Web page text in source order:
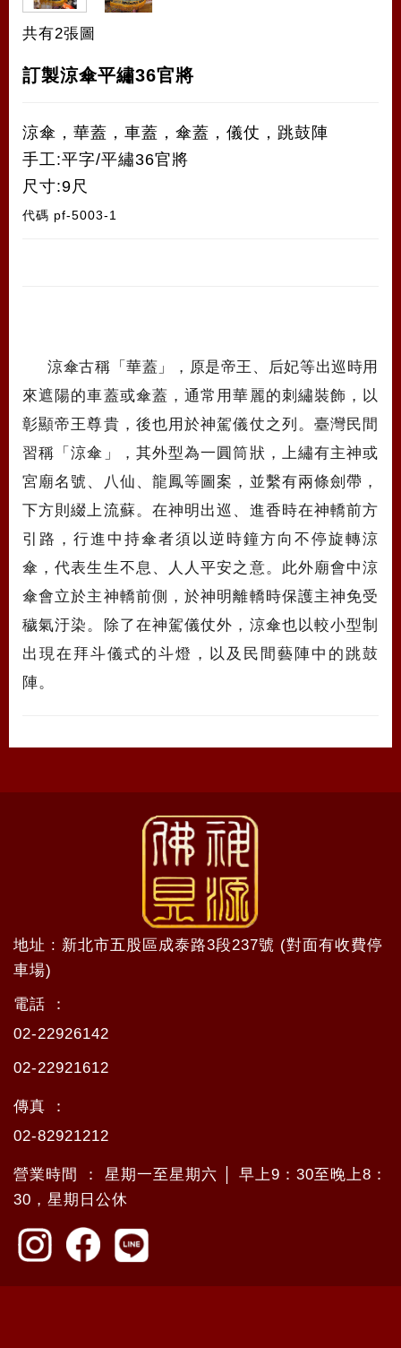
共有2張圖
訂製涼傘平繡36官將
涼傘，華蓋，車蓋，傘蓋，儀仗，跳鼓陣
手工:平字/平繡36官將
尺寸:9尺
代碼 pf-5003-1
涼傘古稱「華蓋」，原是帝王、后妃等出巡時用
來遮陽的車蓋或傘蓋，通常用華麗的刺繡裝飾，以
彰顯帝王尊貴，後也用於神駕儀仗之列。臺灣民間
習稱「涼傘」，其外型為一圓筒狀，上繡有主神或
宮廟名號、八仙、龍鳳等圖案，並繫有兩條劍帶，
下方則綴上流蘇。在神明出巡、進香時在神轎前方
引路，行進中持傘者須以逆時鐘方向不停旋轉涼
傘，代表生生不息、人人平安之意。此外廟會中涼
傘會立於主神轎前側，於神明離轎時保護主神免受
穢氣汙染。除了在神駕儀仗外，涼傘也以較小型制
出現在拜斗儀式的斗燈，以及民間藝陣中的跳鼓
陣。
地址 : 新北市五股區成泰路3段237號 (對面有收費停
車場)
電話 ：
02-22926142
02-22921612
傳真 ：
02-82921212
營業時間 ： 星期一至星期六 │ 早上9：30至晚上8：
30，星期日公休